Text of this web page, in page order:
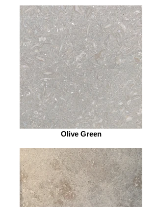
Olive Green